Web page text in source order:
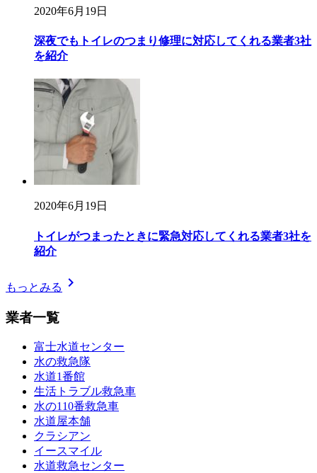
2020年6月19日
深夜でもトイレのつまり修理に対応してくれる業者3社
を紹介
2020年6月19日
トイレがつまったときに緊急対応してくれる業者3社を
紹介
もっとみる chevron_right
業者一覧
富士水道センター
水の救急隊
水道1番館
生活トラブル救急車
水の110番救急車
水道屋本舗
クラシアン
イースマイル
水道救急センター